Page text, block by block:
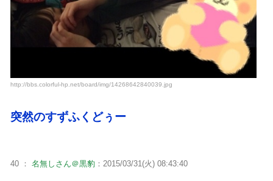
http://bbs.colorful-hp.net/board/img/14268642840039.jpg
突然のすずふくどぅー
40 ： 名無しさん＠黒豹 ：2015/03/31(火) 08:43:40